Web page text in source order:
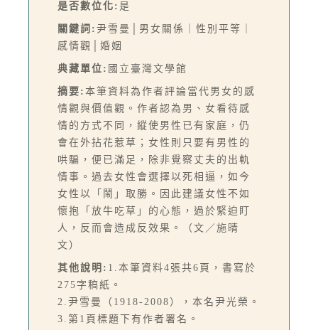
是否數位化: 是
關鍵詞: 尹雪曼│男女關係｜性別平等｜
感情觀│婚姻
典藏單位: 國立臺灣文學館
摘要: 本筆資料為作者評論當代男女的感
情觀與價值觀。作者認為男、女看待感
情的方式不同，縱使男性已有家庭，仍
會在外拈花惹草；女性則只要有男性的
哄騙，便已滿足，除非覺察丈夫的出軌
情事。過去女性會選擇以死相逼，如今
女性以「鬧」取勝。因此建議女性不如
懷抱「放牛吃草」的心態，過於緊迫盯
人，反而會造成反效果。（文／施晴
文）
其他說明: 1.本筆資料4張共6頁，書寫於
275字稿紙。
2.尹雪曼（1918-2008），本名尹光榮。
3.第1頁標題下有作者署名。